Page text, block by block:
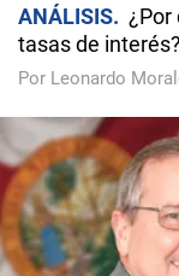
ANÁLISIS
¿Por
tasas de interés?
Por Leonardo